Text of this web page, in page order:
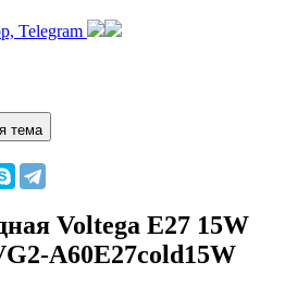
Telegram
тема
Voltega E27 15W
A60E27cold15W